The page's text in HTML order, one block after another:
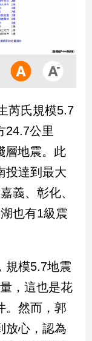
芮氏規模5.7
24.7公里
層地震。此
投達到最大
義、彰化、
也有1級震
規模5.7地震
，這也是花
。然而，郭
放心，認為